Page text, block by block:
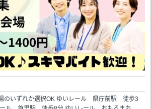
のいずれか選択OK ゆいレール 県庁前駅 徒歩3